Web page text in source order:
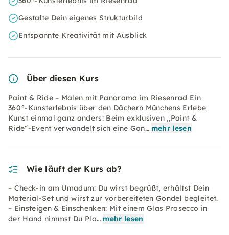
Gestalte Dein eigenes Strukturbild
Entspannte Kreativität mit Ausblick
Über diesen Kurs
Paint & Ride – Malen mit Panorama im Riesenrad Ein
360°-Kunsterlebnis über den Dächern Münchens Erlebe
Kunst einmal ganz anders: Beim exklusiven „Paint &
Ride“-Event verwandelt sich eine Gon… mehr lesen
Wie läuft der Kurs ab?
– Check-in am Umadum: Du wirst begrüßt, erhältst Dein
Material-Set und wirst zur vorbereiteten Gondel begleitet.
– Einsteigen & Einschenken: Mit einem Glas Prosecco in
der Hand nimmst Du Pla… mehr lesen